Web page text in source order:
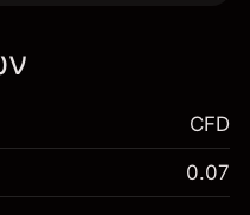
αγορά είναι
CFD
0.07